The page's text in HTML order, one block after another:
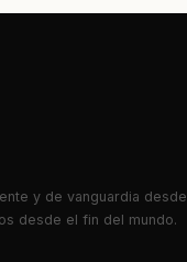
y de vanguardia desde
desde el fin del mundo.